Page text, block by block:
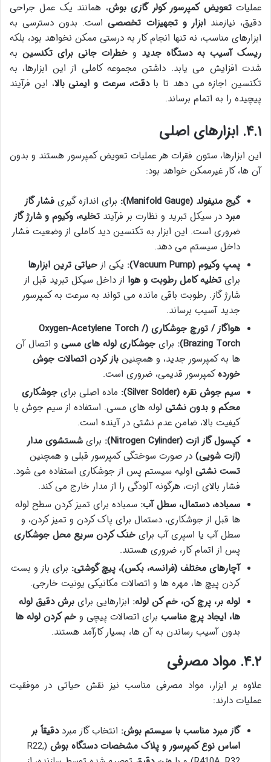
عملیاتتعویض کمپرسور کولر گازی بوش، همانند یک عمل جراحی
دقیق، نیازمندابزار و تجهیزات تخصصیاست. بدون دسترسی به
ابزارهای مناسب، نه تنها انجام کار به درستی ممکن نخواهد بود، بلکه
ریسک آسیب به دستگاه جدید و خطرات جانی برای تکنسین به
شدت افزایش می یابد. داشتن مجموعه کاملی از این ابزارها، به
تکنسین اجازه می دهد تا بادقت، سرعت و ایمنی بالا، این فرآیند
پیچیده را به اتمام برساند.
۴.۱. ابزارهای اصلی
این ابزارها، ستون فقرات هر عملیات تعویض کمپرسور هستند و بدون
آن ها، کار غیرممکن خواهد بود:
گیج منیفولد (Manifold Gauge): برای اندازه گیری فشار گاز
مبرد در سیکل تبرید و نظارت بر فرآیند تخلیه، وکیوم و شارژ گاز
ضروری است. این ابزار به تکنسین دید کاملی از وضعیت فشار
داخل سیستم می دهد.
پمپ وکیوم (Vacuum Pump):
یکی ازحیاتی ترین ابزارها
برای تخلیه کامل رطوبت و هوا از داخل سیکل تبرید قبل از
شارژ گاز. رطوبت باقی مانده می تواند به سرعت به کمپرسور
جدید آسیب برساند.
هواگاز / تورچ جوشکاری (Oxygen-Acetylene Torch /
Brazing Torch):
برای جوشکاری لوله های مسی و اتصال آن
ها به کمپرسور جدید، و همچنین باز کردن اتصالات جوش
خوردهکمپرسور قدیمی، ضروری است.
سیم جوش نقره (Silver Solder):
ماده اصلی برای جوشکاری
محکم و بدون نشتی لوله های مسی. استفاده از سیم جوش با
کیفیت بالا، ضامن عدم نشتی در آینده است.
کپسول گاز ازت (Nitrogen Cylinder):
برای شستشوی مدار
(ازت شویی) در صورت سوختگی کمپرسور قبلی و همچنین
تست نشتی اولیه سیستم پس از جوشکاری استفاده می شود.
فشار بالای ازت، هرگونه آلودگی را از مدار خارج می کند.
سمباده، دستمال، سطل آب: سمباده برای تمیز کردن سطح لوله
ها قبل از جوشکاری، دستمال برای پاک کردن و تمیز کردن، و
سطل آب یا اسپری آب برای خنک کردن سریع محل جوشکاری
پس از اتمام کار، ضروری هستند.
آچارهای مختلف (فرانسه، بکس)، پیچ گوشتی: برای باز و بست
کردن پیچ ها، مهره ها و اتصالات مکانیکی یونیت خارجی.
لوله بر، پرچ کن، خم کن لوله: ابزارهایی برای برش دقیق لوله
ها، ایجاد پرچ مناسب برای اتصالات پیچی و خم کردن لوله ها
بدون آسیب رساندن به آن ها، بسیار کارآمد هستند.
۴.۲. مواد مصرفی
علاوه بر ابزار، مواد مصرفی مناسب نیز نقش حیاتی در موفقیت
عملیات دارند:
گاز مبرد مناسب با سیستم بوش: انتخاب گاز مبرددقیقاً بر
اساس نوع کمپرسور و پلاک مشخصات دستگاه بوش (R22,